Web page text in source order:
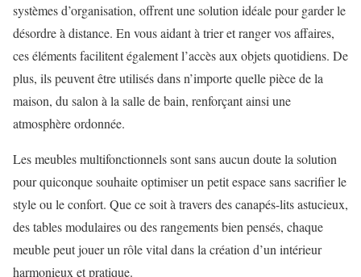
systèmes d’organisation, offrent une solution idéale pour garder le
désordre à distance. En vous aidant à trier et ranger vos affaires,
ces éléments facilitent également l’accès aux objets quotidiens. De
plus, ils peuvent être utilisés dans n’importe quelle pièce de la
maison, du salon à la salle de bain, renforçant ainsi une
atmosphère ordonnée.
Les meubles multifonctionnels sont sans aucun doute la solution
pour quiconque souhaite optimiser un petit espace sans sacrifier le
style ou le confort. Que ce soit à travers des canapés-lits astucieux,
des tables modulaires ou des rangements bien pensés, chaque
meuble peut jouer un rôle vital dans la création d’un intérieur
harmonieux et pratique.